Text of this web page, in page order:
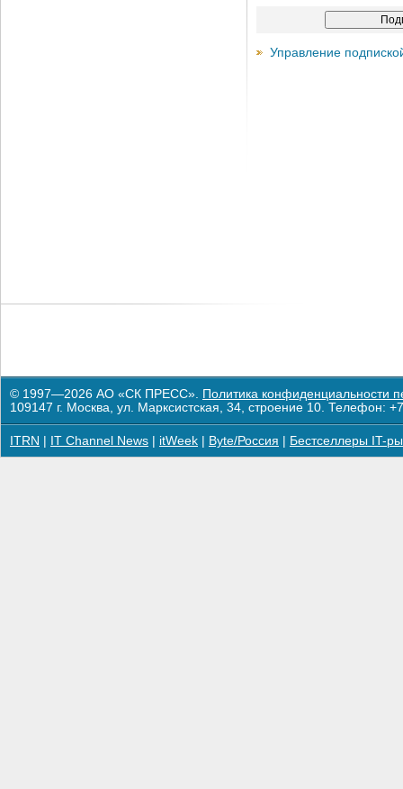
Управление
© 1997—2026 АО «СК ПРЕСС». Политика конфиденциальности
109147 г. Москва, ул. Марксистская, 34, строение 10. Телефон:
ITRN IT Channel News itWeek Byte/Россия Бестселлеры IT-